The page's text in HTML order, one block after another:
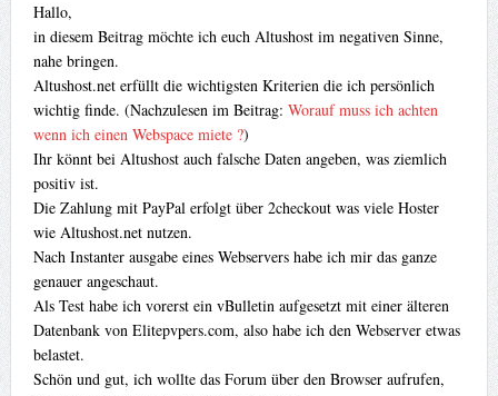
Hallo,
in diesem Beitrag möchte ich euch Altushost im negativen Sinne,
nahe bringen.
Altushost.net erfüllt die wichtigsten Kriterien die ich persönlich
wichtig finde. (Nachzulesen im Beitrag: Worauf muss ich achten
wenn ich einen Webspace miete ?)
Ihr könnt bei Altushost auch falsche Daten angeben, was ziemlich
positiv ist.
Die Zahlung mit PayPal erfolgt über 2checkout was viele Hoster
wie Altushost.net nutzen.
Nach Instanter ausgabe eines Webservers habe ich mir das ganze
genauer angeschaut.
Als Test habe ich vorerst ein vBulletin aufgesetzt mit einer älteren
Datenbank von Elitepvpers.com, also habe ich den Webserver etwas
belastet.
Schön und gut, ich wollte das Forum über den Browser aufrufen,